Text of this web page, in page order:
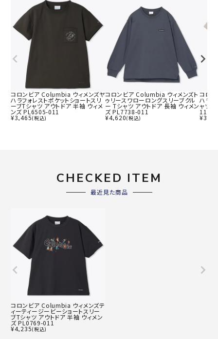
コロンビア Columbia ウィメンズヤ
ハラフォレストポケットショートスリ
ーブTシャツ アウトドア 半袖 ウィメ
ンズ PL6505-011
¥3,465(税込)
コロンビア Columbia ウィメンズト
ゥリースワローロングスリーブクル
ー Tシャツ アウトドア 長袖 ウィメン
ズ PL7738-011
¥4,620(税込)
コロ
ハラフ
ャツ
¥
CHECKED ITEM
最近見た商品
コロンビア Columbia ウィメンズテ
ィーティージービーショートスリー
ブTシャツ アウトドア 半袖 ウィメン
ズ PL0769-011
¥4,235(税込)